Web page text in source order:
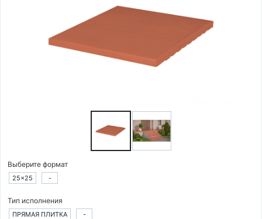
Выберите формат
25×25 -
Тип исполнения
ПРЯМАЯ ПЛИТКА -